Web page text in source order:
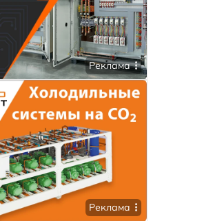
Реклама
Реклама